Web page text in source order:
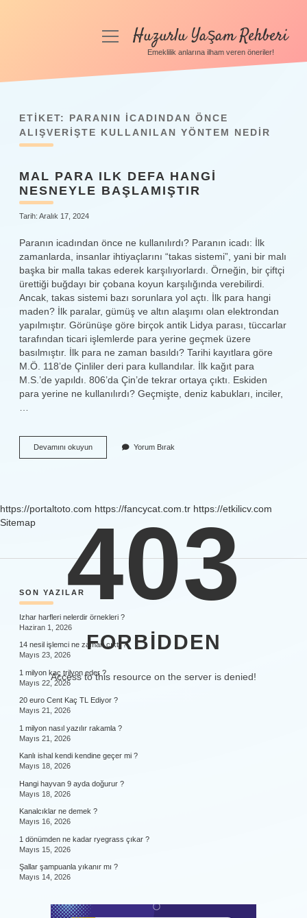
Yasal Uyarı
menüyü
aç
Huzurlu Yaşam Rehberi
Emeklilik anlarına ilham veren öneriler!
ETIKET: PARANIN ICADINDAN ÖNCE
ALIŞVERIŞTE KULLANILAN YÖNTEM NEDIR
MAL PARA ILK DEFA HANGI
NESNEYLE BAŞLAMIŞTIR
Tarih: Aralık 17, 2024
Paranın icadından önce ne kullanılırdı? Paranın icadı: İlk
zamanlarda, insanlar ihtiyaçlarını “takas sistemi”, yani bir malı
başka bir malla takas ederek karşılıyorlardı. Örneğin, bir çiftçi
ürettiği buğdayı bir çobana koyun karşılığında verebilirdi.
Ancak, takas sistemi bazı sorunlara yol açtı. İlk para hangi
maden? İlk paralar, gümüş ve altın alaşımı olan elektrondan
yapılmıştır. Görünüşe göre birçok antik Lidya parası, tüccarlar
tarafından ticari işlemlerde para yerine geçmek üzere
basılmıştır. İlk para ne zaman basıldı? Tarihi kayıtlara göre
M.Ö. 118’de Çinliler deri para kullandılar. İlk kağıt para
M.S.’de yapıldı. 806’da Çin’de tekrar ortaya çıktı. Eskiden
para yerine ne kullanılırdı? Geçmişte, deniz kabukları, inciler,
Devamını okuyunMal
Para
Başlamıştır
Yorum Bırak
https://portaltoto.com https://fancycat.com.tr https://etkilicv.com
Sitemap
SIDEBAR
SON YAZILAR
Izhar harfleri nelerdir örnekleri ?
Haziran 1, 2026
14 nesil işlemci ne zaman çıktı ?
Mayıs 23, 2026
1 milyon kaç trilyon eder ?
Mayıs 22, 2026
20 euro Cent Kaç TL Ediyor ?
Mayıs 21, 2026
1 milyon nasıl yazılır rakamla ?
Mayıs 21, 2026
Kanlı ishal kendi kendine geçer mi ?
Mayıs 18, 2026
Hangi hayvan 9 ayda doğurur ?
Mayıs 18, 2026
Kanalcıklar ne demek ?
Mayıs 16, 2026
1 dönümden ne kadar ryegrass çıkar ?
Mayıs 15, 2026
Şallar şampuanla yıkanır mı ?
Mayıs 14, 2026
403
FORBIDDEN
Access to this resource on the server is denied!